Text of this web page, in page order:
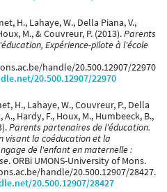
H., Lahaye, W., Della Piana, V.,
M., & Couvreur, P. (2013).Parents
Expérience-pilote à l'école
handle/20.500.12907/22970
20.500.12907/22970
H., Lahaye, W., Couvreur, P., Della
A., Hardy, F., Houx, M., Humbeeck, B.,
Parents partenaires de l'éducation.
visant la coéducation et la
de l'enfant en maternelle :
. ORBi UMONS-University of Mons.
handle/20.500.12907/28427.
20.500.12907/28427